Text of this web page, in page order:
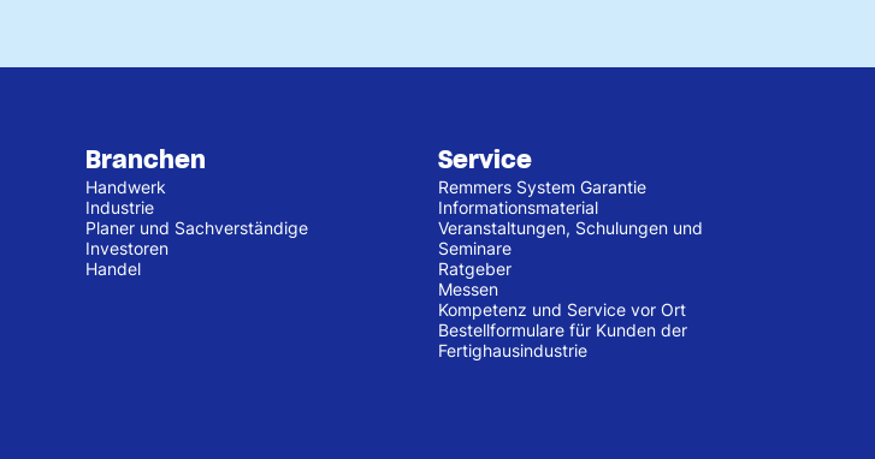
Branchen
Handwerk
Industrie
Planer und Sachverständige
Investoren
Handel
Service
Remmers System Garantie
Informationsmaterial
Veranstaltungen, Schulungen und
Seminare
Ratgeber
Messen
Kompetenz und Service vor Ort
Bestellformulare für Kunden der
Fertighausindustrie